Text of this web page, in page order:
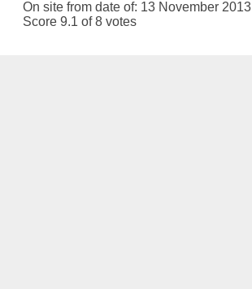
On site from date of: 13 November 2013
Score 9.1 of 8 votes